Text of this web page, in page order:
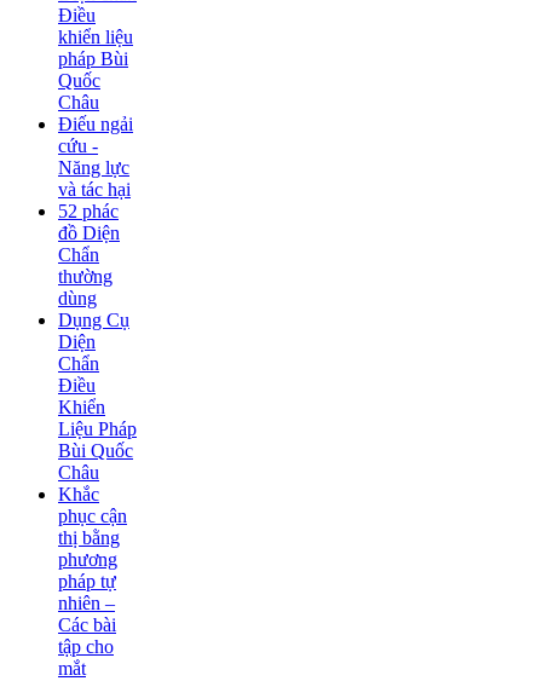
Điều
khiển liệu
pháp Bùi
Quốc
Châu
Điếu ngải
cứu -
Năng lực
và tác hại
52 phác
đồ Diện
Chẩn
thường
dùng
Dụng Cụ
Diện
Chẩn
Điều
Khiển
Liệu Pháp
Bùi Quốc
Châu
Khắc
phục cận
thị bằng
phương
pháp tự
nhiên –
Các bài
tập cho
mắt